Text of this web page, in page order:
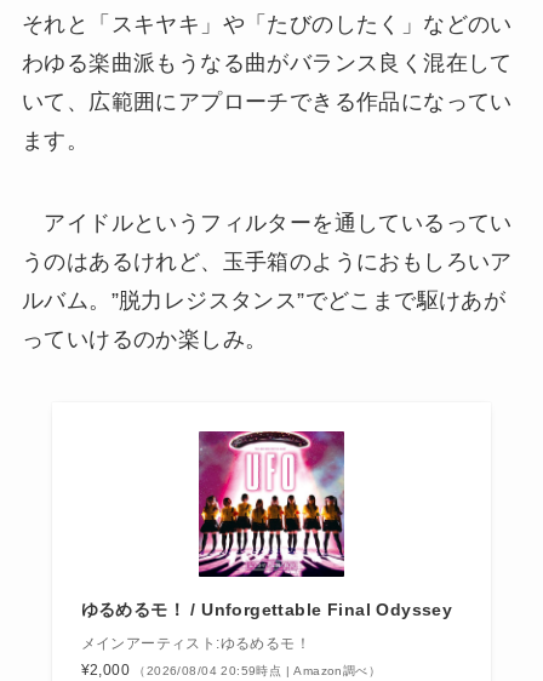
それと「スキヤキ」や「たびのしたく」などのい
わゆる楽曲派もうなる曲がバランス良く混在して
いて、広範囲にアプローチできる作品になってい
ます。
アイドルというフィルターを通しているってい
うのはあるけれど、玉手箱のようにおもしろいア
ルバム。”脱力レジスタンス”でどこまで駆けあが
っていけるのか楽しみ。
ゆるめるモ！ / Unforgettable Final Odyssey
メインアーティスト:ゆるめるモ！
¥2,000
（2026/08/04 20:59時点 | Amazon調べ）